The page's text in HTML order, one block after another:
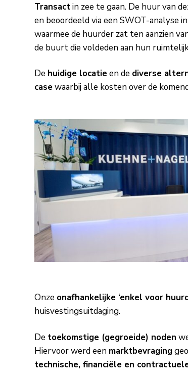
Transactin zee te gaan. De huur van
en beoordeeld via een SWOT-analyse
waarmee de huurder zat ten aanzien
de buurt die voldeden aan hun
De huidige locatieen de diverse
casewaarbij alle kosten over de
Onze onafhankelijke ‘enkel voor
huisvestingsuitdaging.
De toekomstige (gegroeide) noden
Hiervoor werd een marktbevraging
technische, financiële en